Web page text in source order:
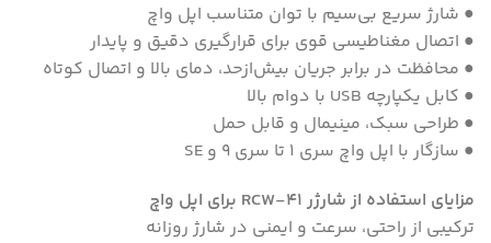
● شارژ سریع بی‌سیم با توان متناسب اپل واچ
● اتصال مغناطیسی قوی برای قرارگیری دقیق و پایدار
● محافظت در برابر جریان بیش‌ازحد، دمای بالا و اتصال کوتاه
● کابل یکپارچه USB با دوام بالا
● طراحی سبک، مینیمال و قابل حمل
● سازگار با اپل واچ سری 1 تا سری 9 و SE
مزایای استفاده از شارژر RCW-41 برای اپل واچ
ترکیبی از راحتی، سرعت و ایمنی در شارژ روزانه